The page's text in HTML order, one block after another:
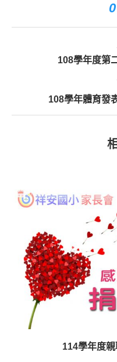
0
108學年度第
108學年體育發
114學年度